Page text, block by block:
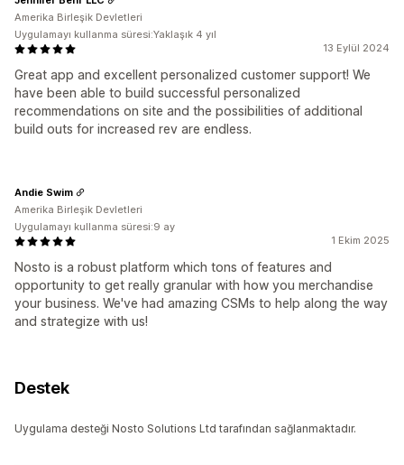
13 Eylül 2024
Great app and excellent personalized customer support! We
have been able to build successful personalized
recommendations on site and the possibilities of additional
build outs for increased rev are endless.
Amerika Birleşik Devletleri
Uygulamayı kullanma süresi:Yaklaşık 4 yıl
1 Ekim 2025
Nosto is a robust platform which tons of features and
opportunity to get really granular with how you merchandise
your business. We've had amazing CSMs to help along the way
and strategize with us!
Andie Swim
Amerika Birleşik Devletleri
Uygulamayı kullanma süresi:9 ay
Destek
Uygulama desteği Nosto Solutions Ltd tarafından sağlanmaktadır.